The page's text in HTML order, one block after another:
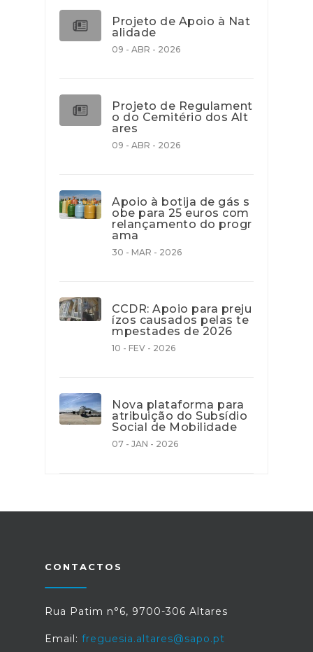
Projeto de Apoio à Nat
alidade
09 - ABR - 2026
Projeto de Regulament
o do Cemitério dos Alt
ares
09 - ABR - 2026
Apoio à botija de gás s
obe para 25 euros com
relançamento do progr
ama
30 - MAR - 2026
CCDR: Apoio para preju
ízos causados pelas te
mpestades de 2026
10 - FEV - 2026
Nova plataforma para
atribuição do Subsídio
Social de Mobilidade
07 - JAN - 2026
CONTACTOS
Rua Patim n°6, 9700-306 Altares
Email: freguesia.altares@sapo.pt